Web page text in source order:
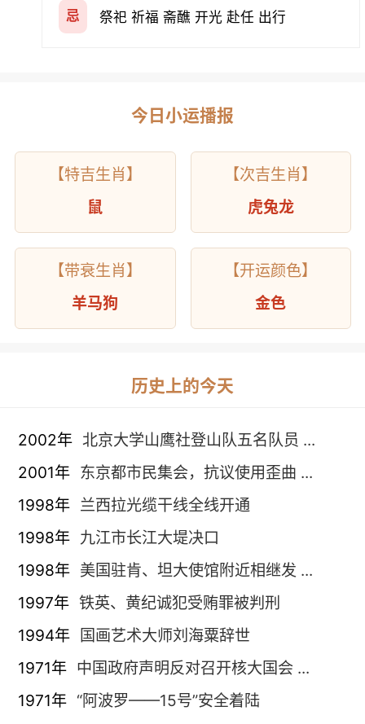
忌 祭祀 祈福 斋醮 开光 赴任 出行
今日小运播报
【特吉生肖】
鼠
【次吉生肖】
虎兔龙
【带衰生肖】
羊马狗
【开运颜色】
金色
历史上的今天
2002年 北京大学山鹰社登山队五名队员 ...
2001年 东京都市民集会，抗议使用歪曲 ...
1998年 兰西拉光缆干线全线开通
1998年 九江市长江大堤决口
1998年 美国驻肯、坦大使馆附近相继发 ...
1997年 铁英、黄纪诚犯受贿罪被判刑
1994年
国画艺术大师刘海粟辞世
1971年 中国政府声明反对召开核大国会 ...
1971年 “阿波罗——15号”安全着陆